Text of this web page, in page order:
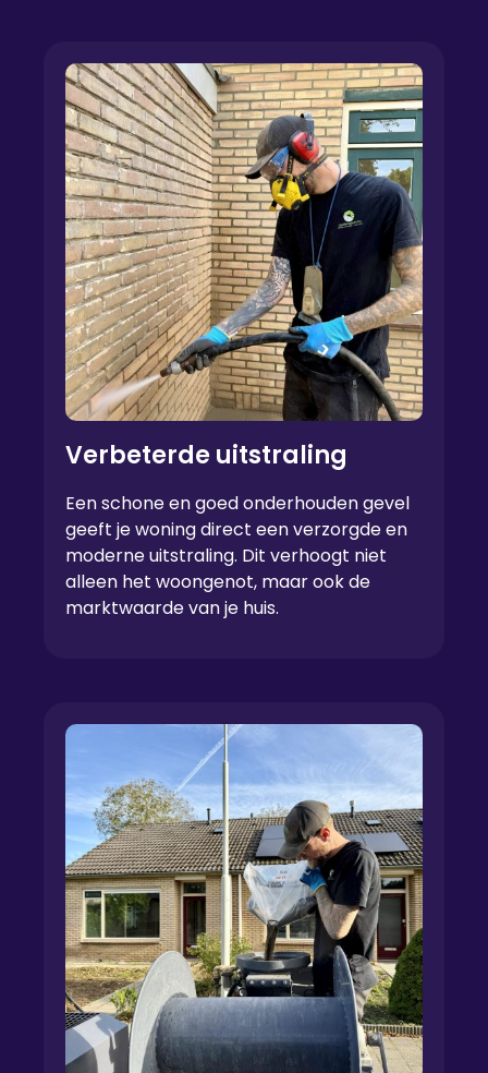
Verbeterde uitstraling
Een schone en goed onderhouden gevel
geeft je woning direct een verzorgde en
moderne uitstraling. Dit verhoogt niet
alleen het woongenot, maar ook de
marktwaarde van je huis.